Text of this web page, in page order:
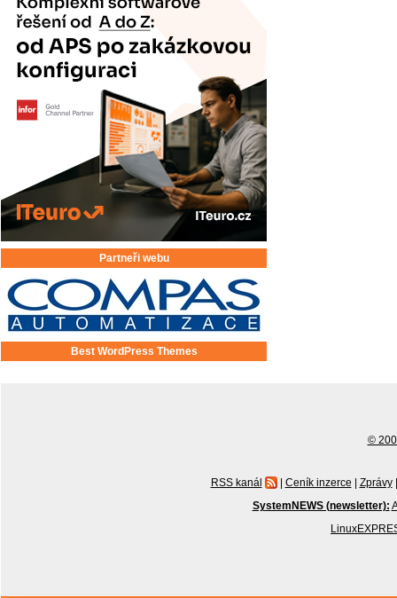
Partneři webu
Best WordPress Themes
©
RSS kanál | Ceník inzerce | Zprávy |
SystemNEWS (newsletter):